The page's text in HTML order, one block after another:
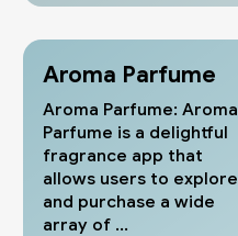
Aroma Parfume
Aroma Parfume: Aroma
Parfume is a delightful
fragrance app that
allows users to explore
and purchase a wide
array of ...